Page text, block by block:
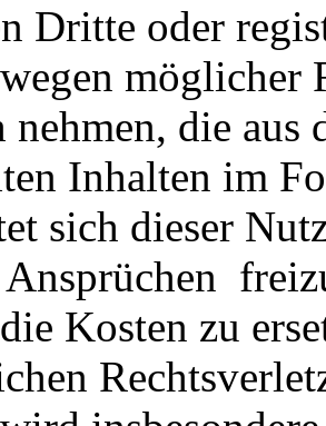
Dritte oder
möglicher
nehmen, die aus
Inhalten im
sich dieser
Kosten zu